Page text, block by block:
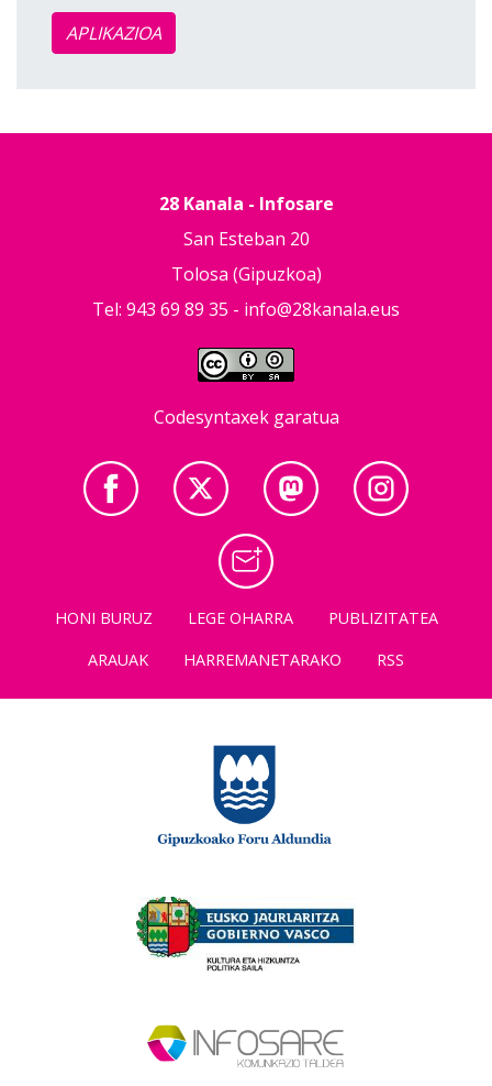
APLIKAZIOA
28 Kanala - Infosare
San Esteban 20
Tolosa (Gipuzkoa)
Tel: 943 69 89 35 - info@28kanala.eus
Codesyntaxek garatua
HONI BURUZ LEGE OHARRA
PUBLIZITATEA
ARAUAK
HARREMANETARAKO RSS